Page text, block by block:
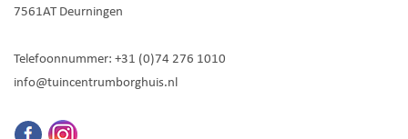
7561AT Deurningen
Telefoonnummer: +31 (0)74 276 1010
info@tuincentrumborghuis.nl